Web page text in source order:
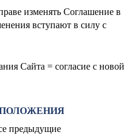
изменять Соглашение в
вступают в силу с
Сайта = согласие с новой
предыдущие